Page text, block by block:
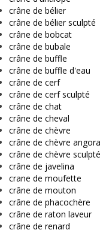
crâne de bélier
crâne de bélier sculpté
crâne de bobcat
crâne de bubale
crâne de buffle
crâne de buffle d'eau
crâne de cerf
crâne de cerf sculpté
crâne de chat
crâne de cheval
crâne de chèvre
crâne de chèvre angora
crâne de chèvre sculpté
crâne de javelina
crane de moufette
crâne de mouton
crâne de phacochère
crâne de raton laveur
crâne de renard